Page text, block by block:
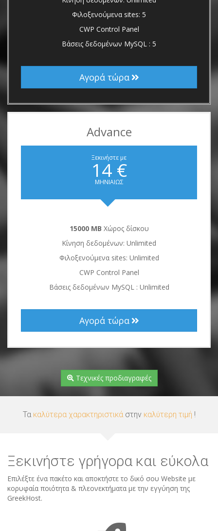
Φιλοξενούμενα sites: 5
CWP Control Panel
Βάσεις δεδομένων MySQL : 5
Αγορά τώρα
Advance
Ξεκινήστε με
14 €
ΜΗΝΙΑΙΩΣ
15000 MB Χώρος δίσκου
Κίνηση δεδομένων: Unlimited
Φιλοξενούμενα sites: Unlimited
CWP Control Panel
Βάσεις δεδομένων MySQL : Unlimited
Αγορά τώρα
Τεχνικές προδιαγραφές
Τα καλύτερα χαρακτηριστικάστην καλύτερη τιμή !
Ξεκινήστε γρήγορα και εύκολα
Επιλέξτε ένα πακέτο και αποκτήστε το δικό σου Website με
κορυφαία ποιότητα & πλεονεκτήματα με την εγγύηση της
GreekHost.